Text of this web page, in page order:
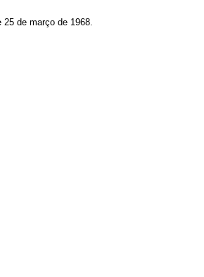
de março de 1968.